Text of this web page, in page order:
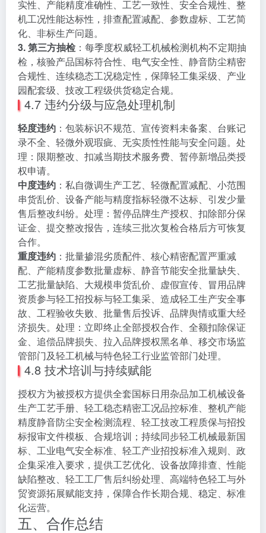
实性、产能精度准确性、工艺一致性、安全合规性、整
机工况性能达标性，排查配置减配、参数虚标、工艺简
化、非标生产问题。
3. 第三方抽检：每季度权威轻工机械检测机构不定期抽
检，核验产品国标符合性、电气安全性、静音防尘精密
合规性、连续稳态工况稳定性，保障轻工集采级、产业
园配套级、技改工程级供货稳定合规。
4.7 违约分级与应急处理机制
轻度违约 ：包装标识不规范、宣传资料未备案、台账记
录不全、轻微外观瑕疵、无实质性性能与安全问题。处
理：限期整改、扣减当期技术服务费、暂停新增品类授
权申请。
中度违约 ：私自微调生产工艺、轻微配置减配、小范围
串货乱价、设备产能与精度指标轻微不达标、引发少量
售后整改纠纷。处理：暂停品牌生产授权、扣除部分保
证金、提交整改报告，连续三批次复检合格后方可恢复
合作。
重度违约 ：批量掺混劣质配件、核心精密配置严重减
配、产能精度参数批量虚标、静音节能安全批量缺失、
工艺批量缺陷、大规模串货乱价、虚假宣传、冒用品牌
资质参与轻工招投标与轻工集采、造成轻工生产安全事
故、工程验收失败、批量售后投诉、品牌舆情或重大经
济损失。处理：立即终止全部授权合作、全额扣除保证
金、追偿品牌损失、拉入品牌授权黑名单、移交市场监
管部门及轻工机械与特色轻工行业监管部门处理。
4.8 技术培训与持续赋能
授权方为被授权方提供全套国标日用杂品加工机械设备
生产工艺手册、轻工稳态精密工况品控标准、整机产能
精度静音防尘安全检测流程、轻工技改工程质保与招投
标报审文件模板、合规培训；持续同步轻工机械最新国
标、工业电气安全标准、轻工产业招投标准入规则、政
企集采准入要求，提供工艺优化、设备故障排查、性能
缺陷整改、轻工工厂售后纠纷处理、高端特色轻工与外
贸资源拓展赋能支持，保障合作长期合规、稳定、标准
化运营。
五、合作总结